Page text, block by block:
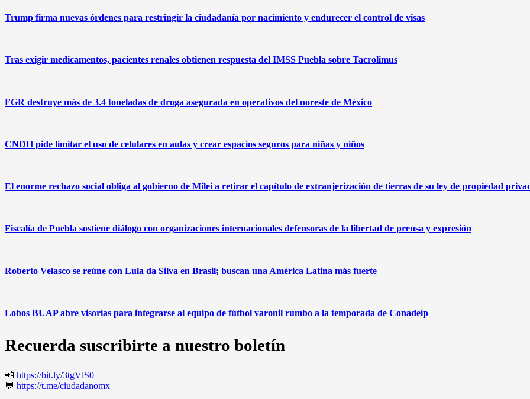
Trump firma nuevas órdenes para restringir la ciudadanía por nacimiento y endurecer el control de visas
Tras exigir medicamentos, pacientes renales obtienen respuesta del IMSS Puebla sobre Tacrolimus
FGR destruye más de 3.4 toneladas de droga asegurada en operativos del noreste de México
CNDH pide limitar el uso de celulares en aulas y crear espacios seguros para niñas y niños
El enorme rechazo social obliga al gobierno de Milei a retirar el capítulo de extranjerización de tierras de su ley de propiedad
Fiscalía de Puebla sostiene diálogo con organizaciones internacionales defensoras de la libertad de prensa y expresión
Roberto Velasco se reúne con Lula da Silva en Brasil; buscan una América Latina más fuerte
Lobos BUAP abre visorias para integrarse al equipo de fútbol varonil rumbo a la temporada de Conadeip
Recuerda suscribirte a nuestro boletín
📲 https://bit.ly/3tgVlS0
💬 https://t.me/ciudadanomx